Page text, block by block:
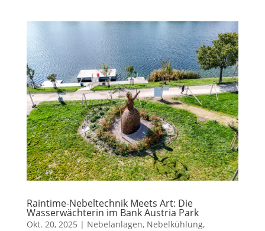
Raintime-Nebeltechnik Meets Art: Die
Wasserwächterin im Bank Austria Park
Okt. 20, 2025 | Nebelanlagen, Nebelkühlung,